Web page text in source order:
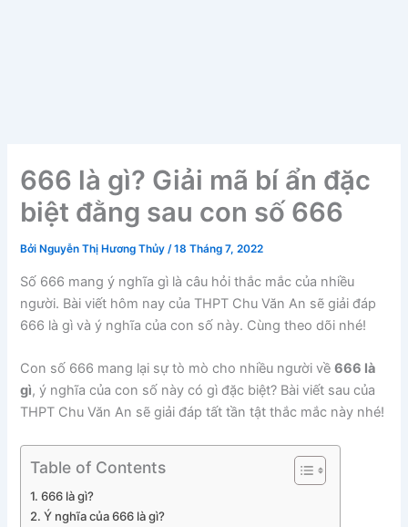
666 là gì? Giải mã bí ẩn đặc
biệt đằng sau con số 666
Bởi Nguyễn Thị Hương Thủy/18 Tháng 7, 2022
Số 666 mang ý nghĩa gì là câu hỏi thắc mắc của nhiều
người. Bài viết hôm nay của THPT Chu Văn An sẽ giải đáp
666 là gì và ý nghĩa của con số này. Cùng theo dõi nhé!
Con số 666 mang lại sự tò mò cho nhiều người về666 là
gì, ý nghĩa của con số này có gì đặc biệt? Bài viết sau của
THPT Chu Văn An sẽ giải đáp tất tần tật thắc mắc này nhé!
Table of Contents
666 là gì?
Ý nghĩa của 666 là gì?